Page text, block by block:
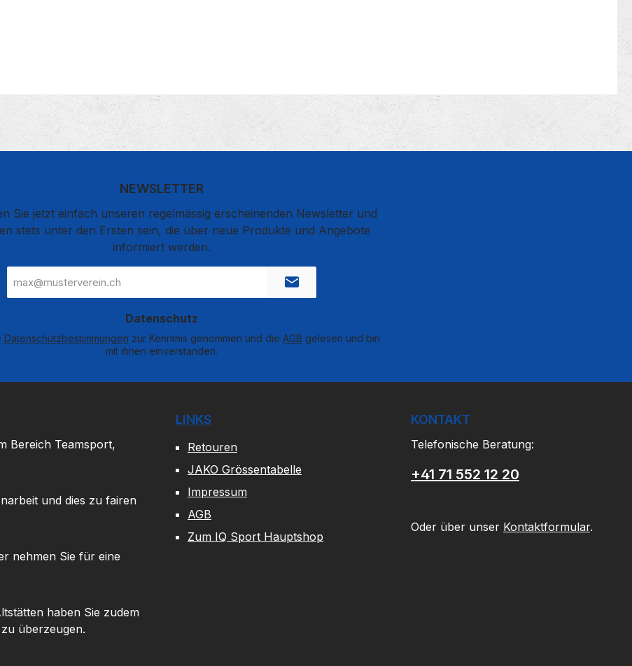
NEWSLETTER
Sie jetzt einfach unseren regelmässig erscheinenden Newsletter und
stets unter den Ersten sein, die über neue Produkte und Angebote
informiert werden.
Mail-
Adresse
Datenschutz
Datenschutzbestimmungen zur Kenntnis genommen und die AGB gelesen und bin
mit ihnen einverstanden.
Bereich Teamsport,
und dies zu fairen
nehmen Sie für eine
haben Sie zudem
überzeugen.
LINKS
Retouren
JAKO Grössentabelle
Impressum
AGB
Zum IQ Sport Hauptshop
KONTAKT
Telefonische Beratung:
+41 71 552 12 20
Oder über unser Kontaktformular.